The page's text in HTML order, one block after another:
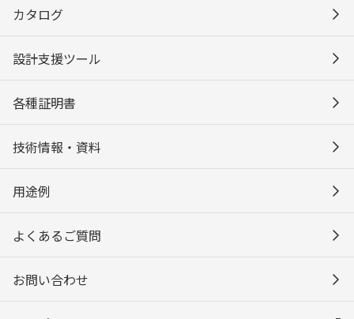
カタログ
設計支援ツール
各種証明書
技術情報・資料
用途例
よくあるご質問
お問い合わせ